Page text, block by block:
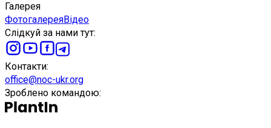
Галерея
ФотогалереяВідео
Слідкуй за нами тут:
Контакти:
office@noc-ukr.org
Зроблено командою: